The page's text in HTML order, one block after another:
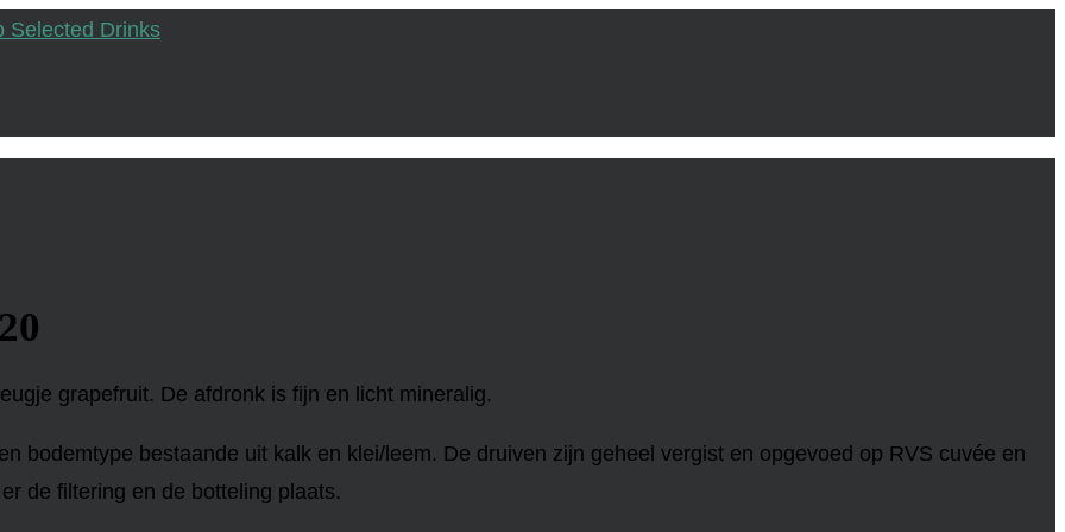
grapefruit. De afdronk is fijn en licht mineralig.
bodemtype bestaande uit kalk en klei/leem. De druiven zijn geheel vergist en opgevoed op RVS cuvée en
de filtering en de botteling plaats.